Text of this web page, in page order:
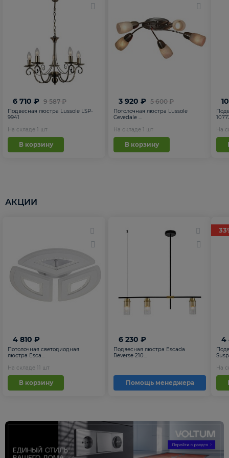
9 587 ₽
6 710 ₽
Подвесная люстра Lussole LSP-
9941
На складе 1 шт
В корзину
5 600 ₽
3 920 ₽
Потолочная люстра Lussole
Cevedale ...
На складе 1 шт
В корзину
На
АКЦИИ
4 810 ₽
Потолочная светодиодная
люстра Esca...
На складе 11 шт
В корзину
6 230 ₽
Подвесная люстра Escada
Reverse 210...
Помощь менеджера
4
На